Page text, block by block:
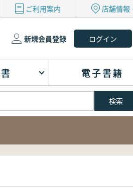
ご利用案内 店舗情報
新規会員登録
電子書籍